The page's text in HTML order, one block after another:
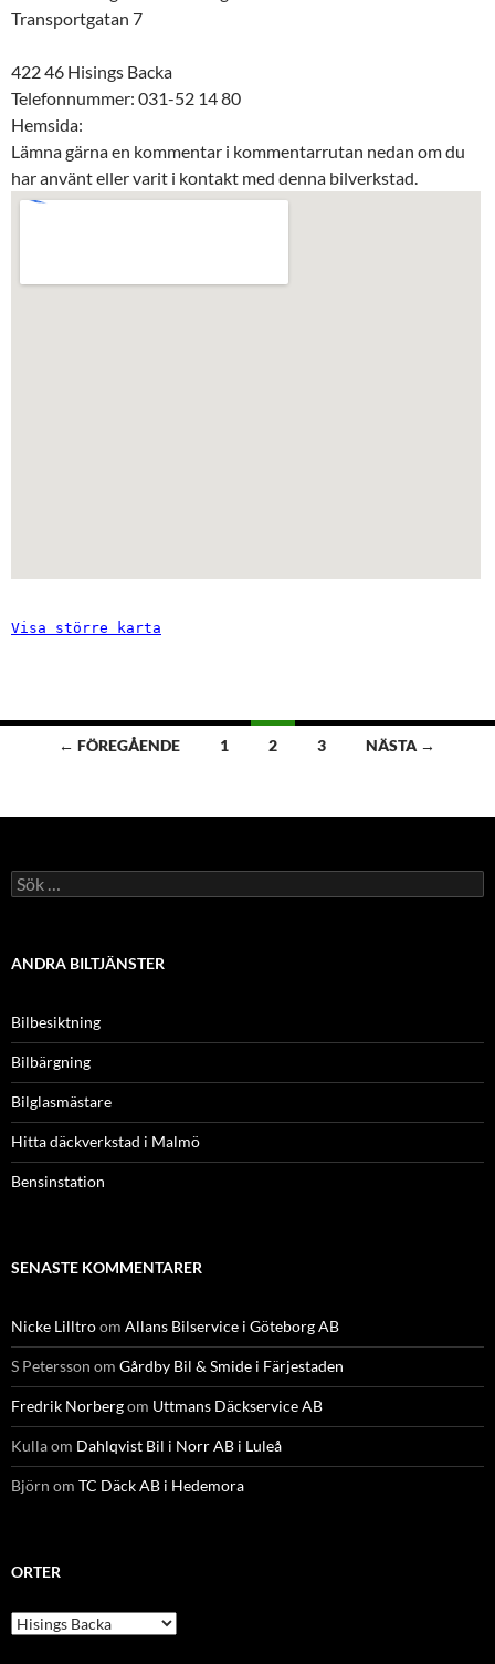
Transportgatan 7
422 46 Hisings Backa
Telefonnummer: 031-52 14 80
Hemsida:
Lämna gärna en kommentar i kommentarrutan nedan om du
har använt eller varit i kontakt med denna bilverkstad.
Visa större karta
Inläggsnavigering
← FÖREGÅENDE 1 2 3 NÄSTA →
Sök
efter:
ANDRA BILTJÄNSTER
Bilbesiktning
Bilbärgning
Bilglasmästare
Hitta däckverkstad i Malmö
Bensinstation
SENASTE KOMMENTARER
Nicke Lilltroom Allans Bilservice i Göteborg AB
S Petersson om Gårdby Bil & Smide i Färjestaden
Fredrik Norbergom Uttmans Däckservice AB
Kullaom Dahlqvist Bil i Norr AB i Luleå
Björn om TC Däck AB i Hedemora
ORTER
Orter